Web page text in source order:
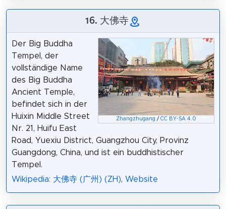
16. 大佛寺
Zhangzhugang /CC BY-SA 4.0
Der Big Buddha
Tempel, der
vollständige Name
des Big Buddha
Ancient Temple,
befindet sich in der
Huixin Middle Street
Nr. 21, Huifu East
Road, Yuexiu District, Guangzhou City, Provinz
Guangdong, China, und ist ein buddhistischer
Tempel.
Wikipedia: 大佛寺 (广州) (ZH), Website